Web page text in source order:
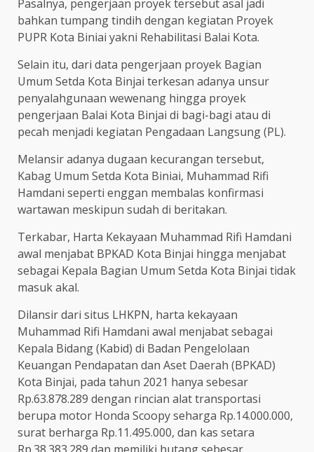
Pasalnya, pengerjaan proyek tersebut asal jadi
bahkan tumpang tindih dengan kegiatan Proyek
PUPR Kota Biniai yakni Rehabilitasi Balai Kota.
Selain itu, dari data pengerjaan proyek Bagian
Umum Setda Kota Binjai terkesan adanya unsur
penyalahgunaan wewenang hingga proyek
pengerjaan Balai Kota Binjai di bagi-bagi atau di
pecah menjadi kegiatan Pengadaan Langsung (PL).
Melansir adanya dugaan kecurangan tersebut,
Kabag Umum Setda Kota Biniai, Muhammad Rifi
Hamdani seperti enggan membalas konfirmasi
wartawan meskipun sudah di beritakan.
Terkabar, Harta Kekayaan Muhammad Rifi Hamdani
awal menjabat BPKAD Kota Binjai hingga menjabat
sebagai Kepala Bagian Umum Setda Kota Binjai tidak
masuk akal.
Dilansir dari situs LHKPN, harta kekayaan
Muhammad Rifi Hamdani awal menjabat sebagai
Kepala Bidang (Kabid) di Badan Pengelolaan
Keuangan Pendapatan dan Aset Daerah (BPKAD)
Kota Binjai, pada tahun 2021 hanya sebesar
Rp.63.878.289 dengan rincian alat transportasi
berupa motor Honda Scoopy seharga Rp.14.000.000,
surat berharga Rp.11.495.000, dan kas setara